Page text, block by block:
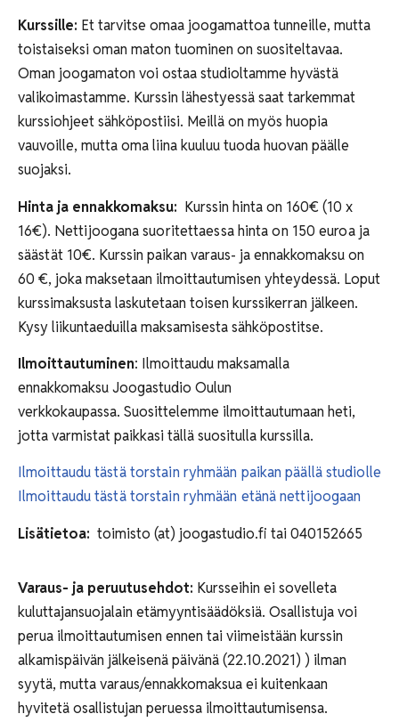
Kurssille: Et tarvitse omaa joogamattoa tunneille, mutta
toistaiseksi oman maton tuominen on suositeltavaa.
Oman joogamaton voi ostaa studioltamme hyvästä
valikoimastamme. Kurssin lähestyessä saat tarkemmat
kurssiohjeet sähköpostiisi. Meillä on myös huopia
vauvoille, mutta oma liina kuuluu tuoda huovan päälle
suojaksi.
Hinta ja ennakkomaksu: Kurssin hinta on 160€ (10 x
16€). Nettijoogana suoritettaessa hinta on 150 euroa ja
säästät 10€. Kurssin paikan varaus- ja ennakkomaksu on
60 €, joka maksetaan ilmoittautumisen yhteydessä. Loput
kurssimaksusta laskutetaan toisen kurssikerran jälkeen.
Kysy liikuntaeduilla maksamisesta sähköpostitse.
Ilmoittautuminen: Ilmoittaudu maksamalla
ennakkomaksu Joogastudio Oulun
verkkokaupassa. Suosittelemme ilmoittautumaan heti,
jotta varmistat paikkasi tällä suositulla kurssilla.
Ilmoittaudu tästä torstain ryhmään paikan päällä studiolle
Ilmoittaudu tästä torstain ryhmään etänä nettijoogaan
Lisätietoa: toimisto (at) joogastudio.fi tai 040152665
Varaus- ja peruutusehdot: Kursseihin ei sovelleta
kuluttajansuojalain etämyyntisäädöksiä. Osallistuja voi
perua ilmoittautumisen ennen tai viimeistään kurssin
alkamispäivän jälkeisenä päivänä (22.10.2021) ) ilman
syytä, mutta varaus/ennakkomaksua ei kuitenkaan
hyvitetä osallistujan peruessa ilmoittautumisensa.